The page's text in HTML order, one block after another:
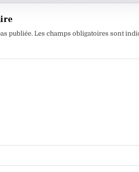
publiée. Les champs obligatoires sont